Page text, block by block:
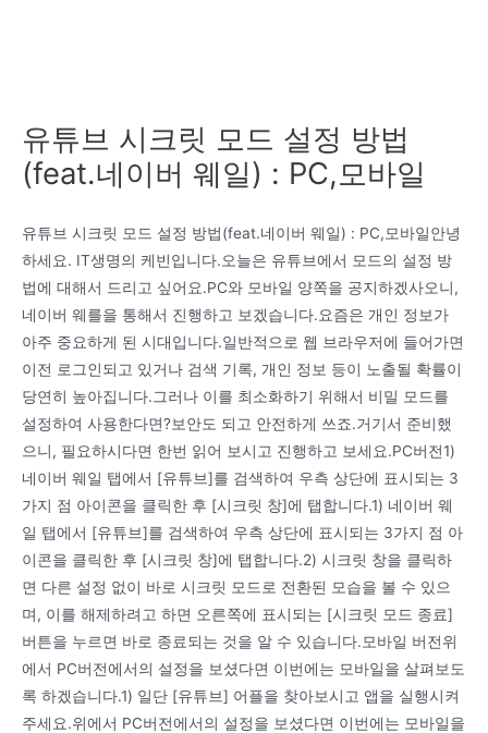
유튜브 시크릿 모드 설정 방법
(feat.네이버 웨일) : PC,모바일
유튜브 시크릿 모드 설정 방법(feat.네이버 웨일) : PC,모바일안녕
하세요. IT생명의 케빈입니다.오늘은 유튜브에서 모드의 설정 방
법에 대해서 드리고 싶어요.PC와 모바일 양쪽을 공지하겠사오니,
네이버 웨를을 통해서 진행하고 보겠습니다.요즘은 개인 정보가
아주 중요하게 된 시대입니다.일반적으로 웹 브라우저에 들어가면
이전 로그인되고 있거나 검색 기록, 개인 정보 등이 노출될 확률이
당연히 높아집니다.그러나 이를 최소화하기 위해서 비밀 모드를
설정하여 사용한다면?보안도 되고 안전하게 쓰죠.거기서 준비했
으니, 필요하시다면 한번 읽어 보시고 진행하고 보세요.PC버전1)
네이버 웨일 탭에서 [유튜브]를 검색하여 우측 상단에 표시되는 3
가지 점 아이콘을 클릭한 후 [시크릿 창]에 탭합니다.1) 네이버 웨
일 탭에서 [유튜브]를 검색하여 우측 상단에 표시되는 3가지 점 아
이콘을 클릭한 후 [시크릿 창]에 탭합니다.2) 시크릿 창을 클릭하
면 다른 설정 없이 바로 시크릿 모드로 전환된 모습을 볼 수 있으
며, 이를 해제하려고 하면 오른쪽에 표시되는 [시크릿 모드 종료]
버튼을 누르면 바로 종료되는 것을 알 수 있습니다.모바일 버전위
에서 PC버전에서의 설정을 보셨다면 이번에는 모바일을 살펴보도
록 하겠습니다.1) 일단 [유튜브] 어플을 찾아보시고 앱을 실행시켜
주세요.위에서 PC버전에서의 설정을 보셨다면 이번에는 모바일을